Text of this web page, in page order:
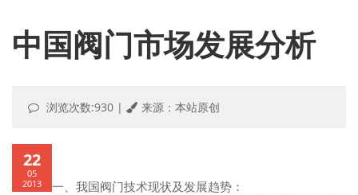
中国阀门市场发展分析
浏览次数:930 | 来源：本站原创
22
05
2013
一、我国阀门技术现状及发展趋势：